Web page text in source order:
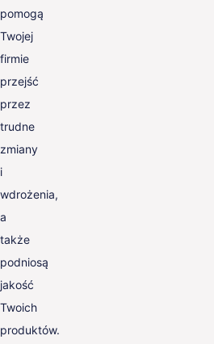
pomogą
Twojej
firmie
przejść
przez
trudne
zmiany
i
wdrożenia,
a
także
podniosą
jakość
Twoich
produktów.